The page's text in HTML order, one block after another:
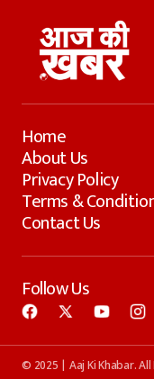
Home
About Us
Privacy Policy
Terms &
Contact Us
Follow Us
© 2025 | Aaj Ki Khabar. All